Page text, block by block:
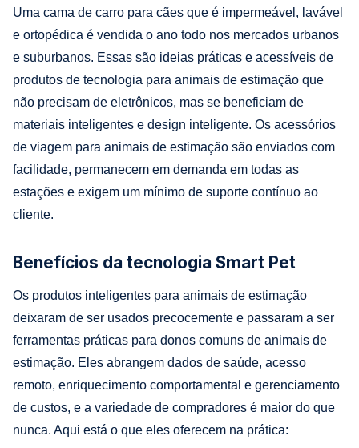
Uma cama de carro para cães que é impermeável, lavável
e ortopédica é vendida o ano todo nos mercados urbanos
e suburbanos. Essas são ideias práticas e acessíveis de
produtos de tecnologia para animais de estimação que
não precisam de eletrônicos, mas se beneficiam de
materiais inteligentes e design inteligente. Os acessórios
de viagem para animais de estimação são enviados com
facilidade, permanecem em demanda em todas as
estações e exigem um mínimo de suporte contínuo ao
cliente.
Benefícios da tecnologia Smart Pet
Os produtos inteligentes para animais de estimação
deixaram de ser usados precocemente e passaram a ser
ferramentas práticas para donos comuns de animais de
estimação. Eles abrangem dados de saúde, acesso
remoto, enriquecimento comportamental e gerenciamento
de custos, e a variedade de compradores é maior do que
nunca. Aqui está o que eles oferecem na prática: